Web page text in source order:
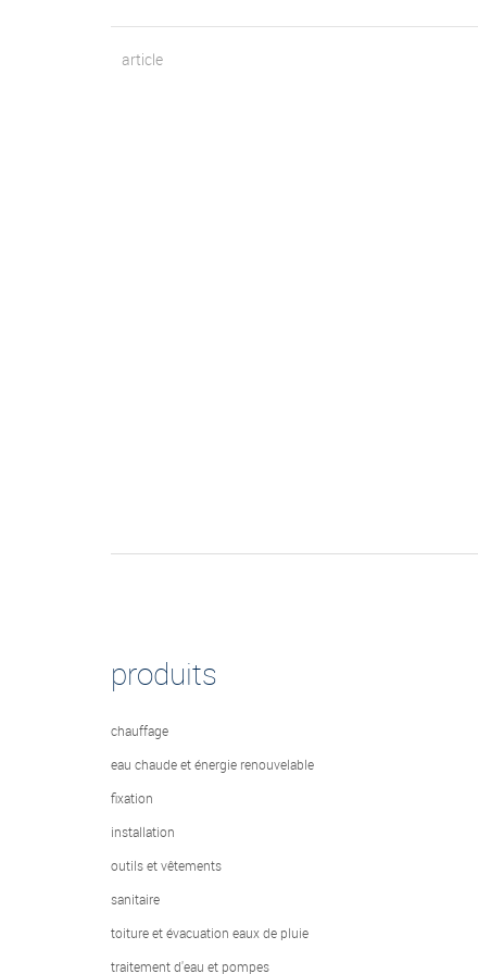
article
produits
chauffage
eau chaude et énergie renouvelable
fixation
installation
outils et vêtements
sanitaire
toiture et évacuation eaux de pluie
traitement d'eau et pompes